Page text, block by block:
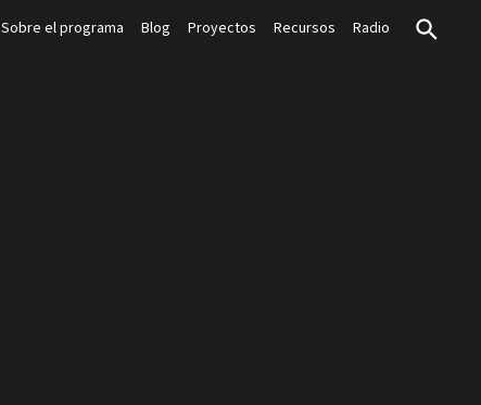
Sobre el programa Blog Proyectos Recursos Radio